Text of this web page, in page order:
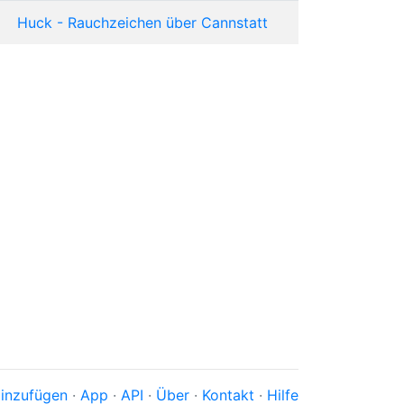
Huck - Rauchzeichen über Cannstatt
· App · API · Über · Kontakt · Hilfe